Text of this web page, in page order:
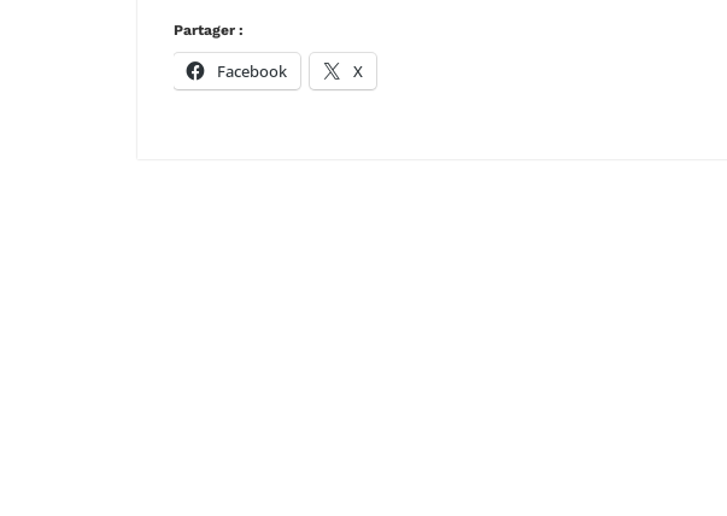
Partager :
Facebook X